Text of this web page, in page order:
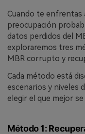
Cuando te enfrentas
preocupación
datos perdidos del
exploraremos tres
MBR corrupto y
Cada método está
escenarios y niveles
elegir el que mejor
Método 1: